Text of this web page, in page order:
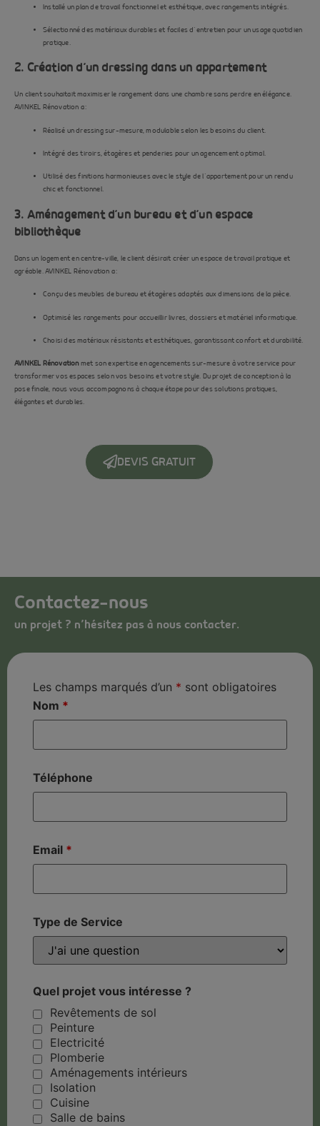
Installé un plan de travail fonctionnel et esthétique, avec rangements intégrés.
Sélectionné des matériaux durables et faciles d’entretien pour un usage quotidien
pratique.
2. Création d’un dressing dans un appartement
Un client souhaitait maximiser le rangement dans une chambre sans perdre en élégance.
AVINKEL Rénovation a :
Réalisé un dressing sur-mesure, modulable selon les besoins du client.
Intégré des tiroirs, étagères et penderies pour un agencement optimal.
Utilisé des finitions harmonieuses avec le style de l’appartement pour un rendu
chic et fonctionnel.
3. Aménagement d’un bureau et d’un espace
bibliothèque
Dans un logement en centre-ville, le client désirait créer un espace de travail pratique et
agréable. AVINKEL Rénovation a :
Conçu des meubles de bureau et étagères adaptés aux dimensions de la pièce.
Optimisé les rangements pour accueillir livres, dossiers et matériel informatique.
Choisi des matériaux résistants et esthétiques, garantissant confort et durabilité.
AVINKEL Rénovationmet son expertise en agencements sur-mesure à votre service pour
transformer vos espaces selon vos besoins et votre style. Du projet de conception à la
pose finale, nous vous accompagnons à chaque étape pour des solutions pratiques,
élégantes et durables.
DEVIS GRATUIT
Contactez-nous
un projet ? n’hésitez pas à nous contacter.
Les champs marqués d’un * sont obligatoires
Nom *
Téléphone
Email *
Type de Service
Quel projet vous intéresse ?
Revêtements de sol
Peinture
Electricité
Plomberie
Aménagements intérieurs
Isolation
Cuisine
Salle de bains